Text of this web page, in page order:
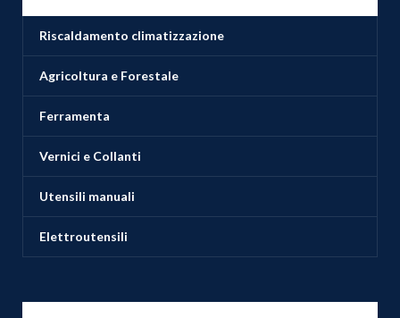
Riscaldamento climatizzazione
Agricoltura e Forestale
Ferramenta
Vernici e Collanti
Utensili manuali
Elettroutensili